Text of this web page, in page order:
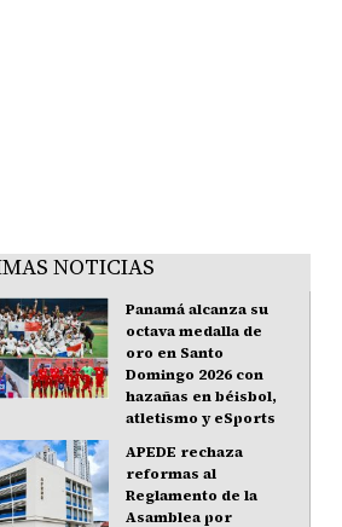
NOTICIAS
Panamá alcanza su
octava medalla de
oro en Santo
Domingo 2026 con
hazañas en béisbol,
atletismo y eSports
APEDE rechaza
reformas al
Reglamento de la
Asamblea por